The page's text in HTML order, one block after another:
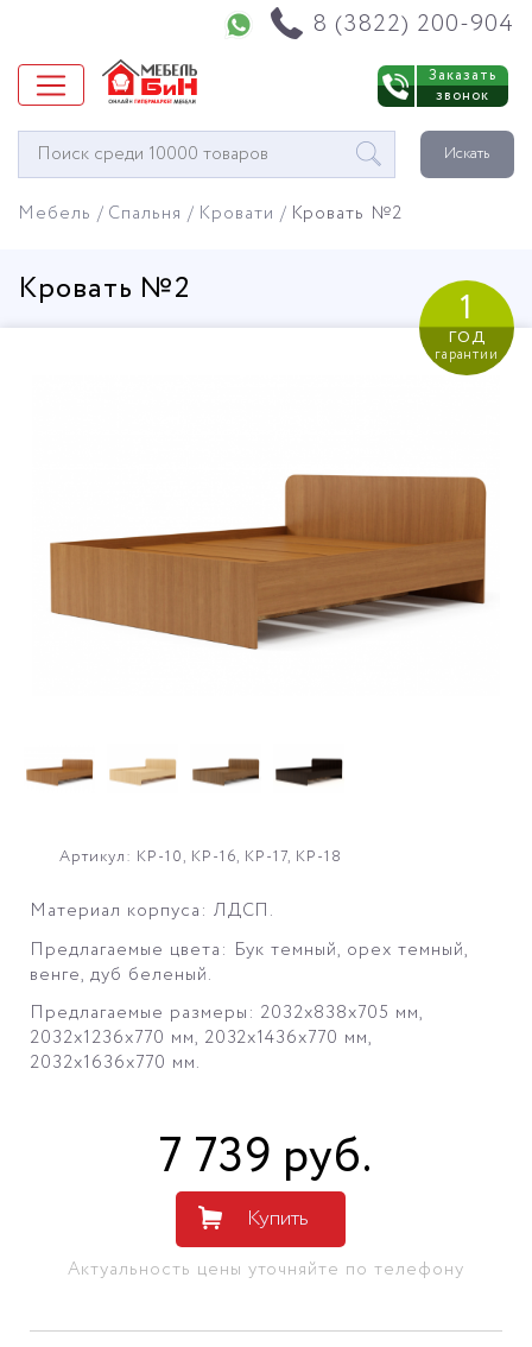
8 (3822) 200-904
Заказать
звонок
Окно
поиска
Искать
Мебель Спальня Кровати Кровать №2
Кровать №2 1
год
гарантии
Артикул: КР-10, КР-16, КР-17, КР-18
Материал корпуса: ЛДСП.
Предлагаемые цвета: Бук темный, орех темный,
венге, дуб беленый.
Предлагаемые размеры: 2032х838х705 мм,
2032х1236х770 мм, 2032х1436х770 мм,
2032х1636х770 мм.
7 739 руб.
Купить
Актуальность цены уточняйте по телефону